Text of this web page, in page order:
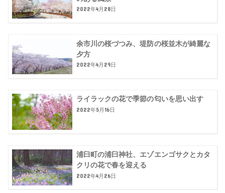
2022年4月28日
余市川の桜づつみ、堤防の桜並木が綺麗な
夕方
2022年4月29日
ライラックの花で季節の匂いを思い出す
2022年5月16日
浦臼町の浦臼神社、エゾエンゴサクとカタ
クリの花で春を迎える
2022年4月26日